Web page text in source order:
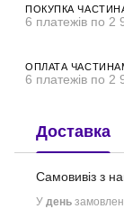
ПОКУПКА
6 платежів по 2
ОПЛАТА
6 платежів по 2
Доставка
Самовивіз з
У день